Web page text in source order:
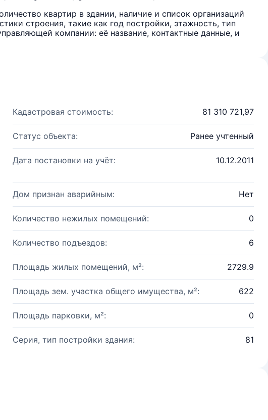
квартир в здании, наличие и список организаций
строения, такие как год постройки, этажность, тип
компании: её название, контактные данные, и
Кадастровая стоимость: 81 310 721,97
Статус объекта: Ранее учтенный
Дата постановки на учёт: 10.12.2011
Дом признан аварийным: Нет
Количество нежилых помещений: 0
Количество подъездов: 6
Площадь жилых помещений, м²: 2729.9
Площадь зем. участка общего имущества, м²: 622
Площадь парковки, м²: 0
Серия, тип постройки здания: 81